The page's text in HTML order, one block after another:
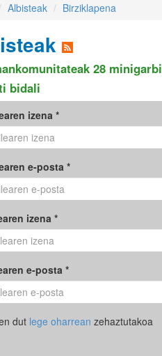
Albisteak Birziklapena
28
bidali
izena *
e-posta *
izena *
e-posta *
dut lege oharrean zehaztutakoa